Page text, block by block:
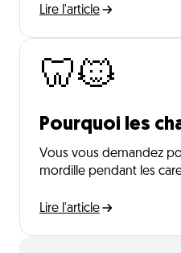
Lire l'article
🦷🐱
Pourquoi les
Vous vous demandez
mordille pendant les
Lire l'article